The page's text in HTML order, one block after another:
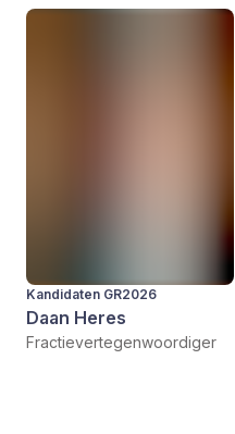
Kandidaten GR2026
Daan Heres
Fractievertegenwoordiger